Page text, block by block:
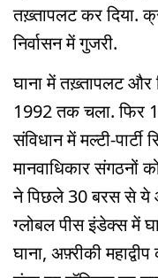
तख़्तापलट कर दिया.
निर्वासन में गुजरी.
घाना में तख़्तापलट और
1992 तक चला. फिर
संविधान में मल्टी-
मानवाधिकार संगठनों
ने पिछले 30 बरस से ये
ग्लोबल पीस इंडेक्स में
घाना, अफ़्रीकी